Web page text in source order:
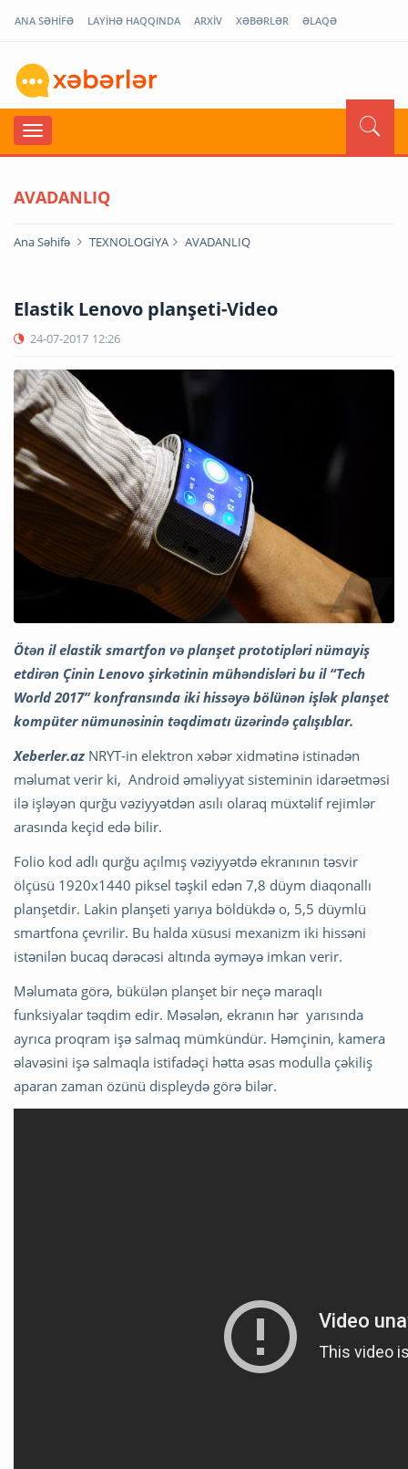
ANA SƏHİFƏ LAYİHƏ HAQQINDA ARXİV XƏBƏRLƏR ƏLAQƏ
AVADANLIQ
Ana Səhifə TEXNOLOGİYA AVADANLIQ
Elastik Lenovo planşeti-Video
24-07-2017 12:26
Ötən il elastik smartfon və planşet prototipləri nümayiş
etdirən Çinin Lenovo şirkətinin mühəndisləri bu il “Tech
World 2017” konfransında iki hissəyə bölünən işlək planşet
kompüter nümunəsinin təqdimatı üzərində çalışıblar.
Xeberler.az NRYT-in elektron xəbər xidmətinə istinadən
məlumat verir ki, Android əməliyyat sisteminin idarəetməsi
ilə işləyən qurğu vəziyyətdən asılı olaraq müxtəlif rejimlər
arasında keçid edə bilir.
Folio kod adlı qurğu açılmış vəziyyətdə ekranının təsvir
ölçüsü 1920х1440 piksel təşkil edən 7,8 düym diaqonallı
planşetdir. Lakin planşeti yarıya böldükdə o, 5,5 düymlü
smartfona çevrilir. Bu halda xüsusi mexanizm iki hissəni
istənilən bucaq dərəcəsi altında əyməyə imkan verir.
Məlumata görə, bükülən planşet bir neçə maraqlı
funksiyalar təqdim edir. Məsələn, ekranın hər yarısında
ayrıca proqram işə salmaq mümkündür. Həmçinin, kamera
əlavəsini işə salmaqla istifadəçi hətta əsas modulla çəkiliş
aparan zaman özünü displeydə görə bilər.